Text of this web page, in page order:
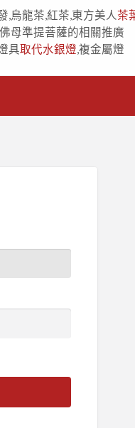
,烏龍茶,紅茶,東方美人茶
母準提菩薩的相關推廣
具取代水銀燈 ,複金屬燈